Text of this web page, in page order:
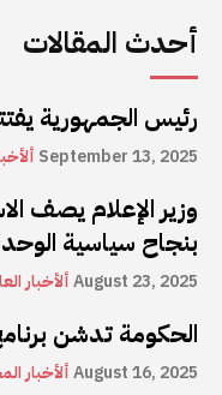
أحدث المقالات
رئيس الجمهورية
September 13, 2025
وزير الإعلام يصف
بنجاح سياسية
ألأخبارAugust 23, 2025
الحكومة تدشن برنامج
ألأخبارAugust 16, 2025